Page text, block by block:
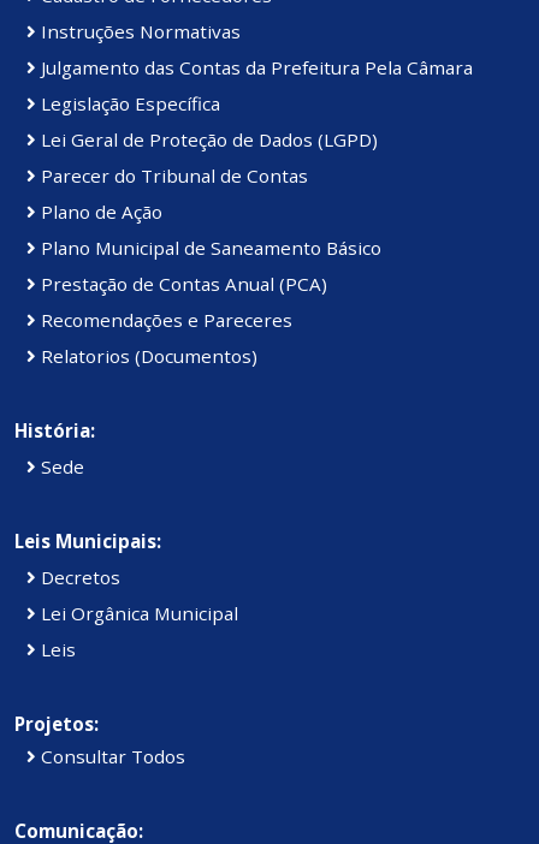
Instruções Normativas
Julgamento das Contas da Prefeitura Pela Câmara
Legislação Específica
Lei Geral de Proteção de Dados (LGPD)
Parecer do Tribunal de Contas
Plano de Ação
Plano Municipal de Saneamento Básico
Prestação de Contas Anual (PCA)
Recomendações e Pareceres
Relatorios (Documentos)
História:
Sede
Leis Municipais:
Decretos
Lei Orgânica Municipal
Leis
Projetos:
Consultar Todos
Comunicação: